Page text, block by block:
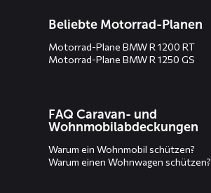
Beliebte Motorrad-Planen
Motorrad-Plane BMW R 1200 RT
Motorrad-Plane BMW R 1250 GS
FAQ Caravan- und
Wohnmobilabdeckungen
Warum ein Wohnmobil schützen?
Warum einen Wohnwagen schützen?